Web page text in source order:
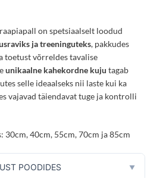
on spetsiaalselt loodud
ja treeninguteks, pakkudes
toetust võrreldes tavalise
unikaalne kahekordne kuju tagab
selle ideaalseks nii laste kui ka
vajavad täiendavat tuge ja kontrolli
30cm, 40cm, 55cm, 70cm ja 85cm
POODIDES ▼